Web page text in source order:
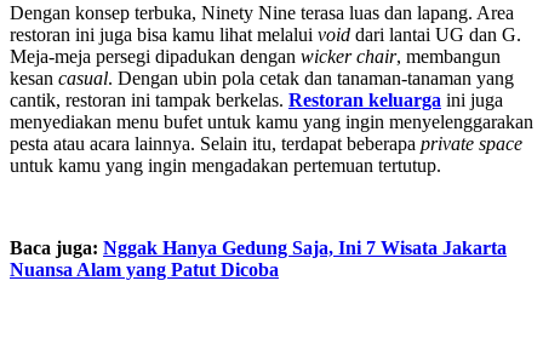
Dengan konsep terbuka, Ninety Nine terasa luas dan lapang. Area
restoran ini juga bisa kamu lihat melalui void dari lantai UG dan G.
Meja-meja persegi dipadukan dengan wicker chair, membangun
kesan casual. Dengan ubin pola cetak dan tanaman-tanaman yang
cantik, restoran ini tampak berkelas. Restoran keluarga ini juga
menyediakan menu bufet untuk kamu yang ingin menyelenggarakan
pesta atau acara lainnya. Selain itu, terdapat beberapa private space
untuk kamu yang ingin mengadakan pertemuan tertutup.
Baca juga: Nggak Hanya Gedung Saja, Ini 7 Wisata Jakarta
Nuansa Alam yang Patut Dicoba